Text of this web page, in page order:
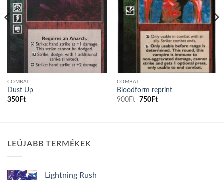
COMBAT
Dust Up
350Ft
COMBAT
Bloodform reprint
900Ft Original
750FtCurrent
LEÚJABB TERMÉKEK
Lightning Rush